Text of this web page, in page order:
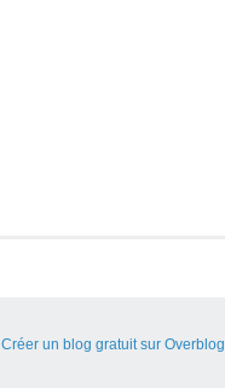
Créer un blog gratuit sur Overblog